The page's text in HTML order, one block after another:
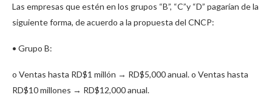
Las empresas que estén en los grupos “B”, “C”y “D” pagarían de la
siguiente forma, de acuerdo a la propuesta del CNCP:
• Grupo B:
o Ventas hasta RD$1 millón → RD$5,000 anual. o Ventas hasta
RD$10 millones → RD$12,000 anual.